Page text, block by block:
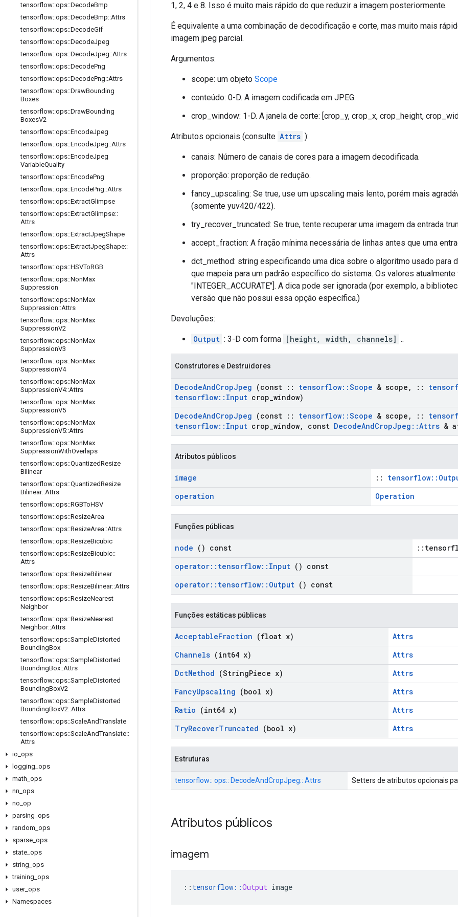
tensorflow::ops::DecodeBmp
tensorflow::ops::DecodeBmp::Attrs
tensorflow::ops::DecodeGif
tensorflow::ops::DecodeJpeg
tensorflow::ops::DecodeJpeg::Attrs
tensorflow::ops::DecodePng
tensorflow::ops::DecodePng::Attrs
tensorflow::ops::DrawBounding
Boxes
tensorflow::ops::DrawBounding
BoxesV2
tensorflow::ops::EncodeJpeg
tensorflow::ops::EncodeJpeg::Attrs
tensorflow::ops::EncodeJpeg
VariableQuality
tensorflow::ops::EncodePng
tensorflow::ops::EncodePng::Attrs
tensorflow::ops::ExtractGlimpse
tensorflow::ops::ExtractGlimpse::
Attrs
tensorflow::ops::ExtractJpegShape
tensorflow::ops::ExtractJpegShape::
Attrs
tensorflow::ops::HSVToRGB
tensorflow::ops::NonMax
Suppression
tensorflow::ops::NonMax
Suppression::Attrs
tensorflow::ops::NonMax
SuppressionV2
tensorflow::ops::NonMax
SuppressionV3
tensorflow::ops::NonMax
SuppressionV4
tensorflow::ops::NonMax
SuppressionV4::Attrs
tensorflow::ops::NonMax
SuppressionV5
tensorflow::ops::NonMax
SuppressionV5::Attrs
tensorflow::ops::NonMax
SuppressionWithOverlaps
tensorflow::ops::QuantizedResize
Bilinear
tensorflow::ops::QuantizedResize
Bilinear::Attrs
tensorflow::ops::RGBToHSV
tensorflow::ops::ResizeArea
tensorflow::ops::ResizeArea::Attrs
tensorflow::ops::ResizeBicubic
tensorflow::ops::ResizeBicubic::
Attrs
tensorflow::ops::ResizeBilinear
tensorflow::ops::ResizeBilinear::Attrs
tensorflow::ops::ResizeNearest
Neighbor
tensorflow::ops::ResizeNearest
Neighbor::Attrs
tensorflow::ops::SampleDistorted
BoundingBox
tensorflow::ops::SampleDistorted
BoundingBox::Attrs
tensorflow::ops::SampleDistorted
BoundingBoxV2
tensorflow::ops::SampleDistorted
BoundingBoxV2::Attrs
tensorflow::ops::ScaleAndTranslate
tensorflow::ops::ScaleAndTranslate::
Attrs
io ops
logging ops
math ops
nn ops
no op
parsing ops
random ops
sparse ops
state ops
string ops
training ops
user_ ops
Namespaces
1, 2, 4 e 8. Isso é muito mais rápido do que reduzir a imagem posteriormente.
É equivalente a uma combinação de decodificação e corte, mas muito mais
imagem jpeg parcial.
Argumentos:
scope: um objeto Scope
conteúdo: 0-D. A imagem codificada em JPEG.
crop_window: 1-D. A janela de corte: [crop_y, crop_x, crop_height,
Atributos opcionais (consulte Attrs ):
canais: Número de canais de cores para a imagem decodificada.
proporção: proporção de redução.
fancy_upscaling: Se true, use um upscaling mais lento, porém mais
(somente yuv420/422).
try_recover_truncated: Se true, tente recuperar uma imagem da entrada
accept_fraction: A fração mínima necessária de linhas antes que uma
dct_method: string especificando uma dica sobre o algoritmo usado para
que mapeia para um padrão específico do sistema. Os valores atualmente
"INTEGER_ACCURATE"]. A dica pode ser ignorada (por exemplo, a
versão que não possui essa opção específica.)
Devoluções:
Output : 3-D com forma [height, width, channels] ..
Construtores e Destruidores
DecodeAndCropJpeg (const :: tensorflow::Scope & scope , ::
tensorflow:: Input crop window)
DecodeAndCropJpeg (const :: tensorflow::Scope & scope , ::
tensorflow:: Input crop window, const DecodeAndCropJpeg ::Attrs &
Atributos públicos
image ::
operation
Operation
Funções públicas
node () const
operator:: tensorflow:: Input () const
operator:: tensorflow:: Output () const
Funções estáticas públicas
AcceptableFraction (float x)
Attrs
Channels (int64 x)
Attrs
DctMethod (StringPiece x)
Attrs
FancyUpscaling (bool x)
Attrs
Ratio (int64 x)
Attrs
TryRecoverTruncated (bool x) Attrs
Estruturas
tensorflow:: ops:: DecodeAndCropJpeg:: Attrs Setters de atributos opcionais
Atributos públicos
imagem
:: tensorflow ::Output image